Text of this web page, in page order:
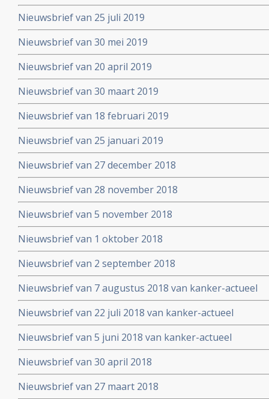
Nieuwsbrief van 25 juli 2019
Nieuwsbrief van 30 mei 2019
Nieuwsbrief van 20 april 2019
Nieuwsbrief van 30 maart 2019
Nieuwsbrief van 18 februari 2019
Nieuwsbrief van 25 januari 2019
Nieuwsbrief van 27 december 2018
Nieuwsbrief van 28 november 2018
Nieuwsbrief van 5 november 2018
Nieuwsbrief van 1 oktober 2018
Nieuwsbrief van 2 september 2018
Nieuwsbrief van 7 augustus 2018 van kanker-actueel
Nieuwsbrief van 22 juli 2018 van kanker-actueel
Nieuwsbrief van 5 juni 2018 van kanker-actueel
Nieuwsbrief van 30 april 2018
Nieuwsbrief van 27 maart 2018